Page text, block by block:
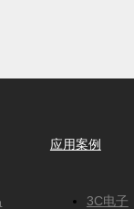
应用案例
3C电子